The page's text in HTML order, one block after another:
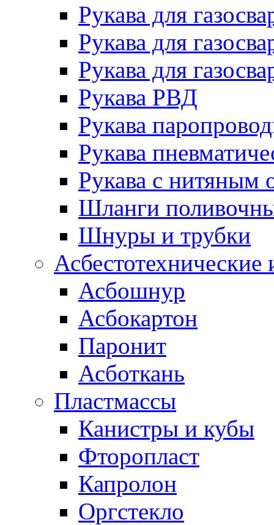
Рукава для
Рукава для
Рукава для
Рукава РВД
Рукава
Рукава
Рукава с нитяным
Шланги
Шнуры и трубки
Асбестотехнические
Асбошнур
Асбокартон
Паронит
Асботкань
Пластмассы
Канистры и кубы
Фторопласт
Капролон
Оргстекло